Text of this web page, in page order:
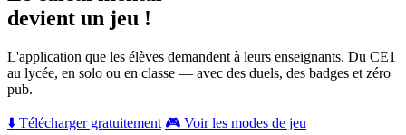
devient un jeu !
L'application que les élèves demandent à leurs enseignants. Du CE1
au lycée, en solo ou en classe — avec des duels, des badges et zéro
pub.
⬇️ Télécharger gratuitement 🎮 Voir les modes de jeu